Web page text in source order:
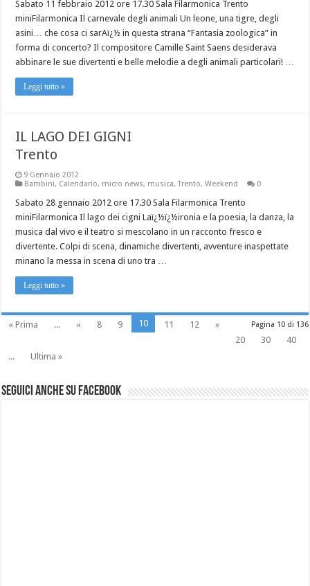
Sabato 11 febbraio 2012 ore 17.30 Sala Filarmonica Trento
miniFilarmonica Il carnevale degli animali Un leone, una tigre, degli
asini… che cosa ci sarAï¿½ in questa strana “Fantasia zoologica” in
forma di concerto? Il compositore Camille Saint Saens desiderava
abbinare le sue divertenti e belle melodie a degli animali particolari! …
Leggi tutto »
IL LAGO DEI GIGNI
Trento
9 Gennaio 2012
Bambini, Calendario, micro news, musica,Trento,Weekend 0
Sabato 28 gennaio 2012 ore 17.30 Sala Filarmonica Trento
miniFilarmonica Il lago dei cigni Laï¿½ï¿½ironia e la poesia, la danza, la
musica dal vivo e il teatro si mescolano in un racconto fresco e
divertente. Colpi di scena, dinamiche divertenti, avventure inaspettate
minano la messa in scena di uno tra …
Leggi tutto »
Pagina 10 di 136
« Prima ... « 8 9 10 11 12
»
20
30
40
...
Ultima »
Seguici anche su Facebook